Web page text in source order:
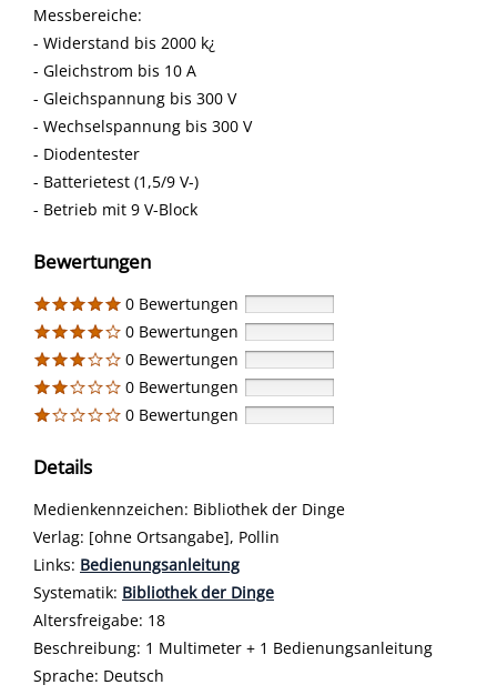
Messbereiche:
- Widerstand bis 2000 k¿
- Gleichstrom bis 10 A
- Gleichspannung bis 300 V
- Wechselspannung bis 300 V
- Diodentester
- Batterietest (1,5/9 V-)
- Betrieb mit 9 V-Block
Bewertungen
0 Bewertungen
0 Bewertungen
0 Bewertungen
0 Bewertungen
0 Bewertungen
Details
Suche nach diesem Verfasser
Medienkennzeichen: Bibliothek der Dinge
Verlag: [ohne Ortsangabe], Pollin
opens in new tab
Links: Diesen Link in neuem Tab öffnen
Bedienungsanleitung
Systematik: Suche nach dieser Systematik
Bibliothek der Dinge
Suche nach diesem Interessenskreis
Altersfreigabe: 18
Beschreibung: 1 Multimeter + 1 Bedienungsanleitung
Suche nach dieser Beteiligten Person
Sprache: Deutsch